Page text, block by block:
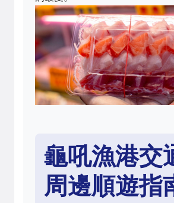
龜吼漁港交
周邊順遊指